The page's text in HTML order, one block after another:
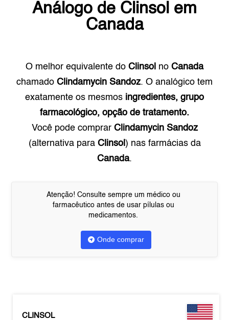
Análogo de Clinsol em
Canada
O melhor equivalente do Clinsol no Canada
chamado Clindamycin Sandoz. O analógico tem
exatamente os mesmos ingredientes, grupo
farmacológico, opção de tratamento.
Você pode comprar Clindamycin Sandoz
(alternativa para Clinsol ) nas farmácias da
Canada.
Atenção! Consulte sempre um médico ou
farmacêutico antes de usar pílulas ou
medicamentos.
Onde comprar
CLINSOL